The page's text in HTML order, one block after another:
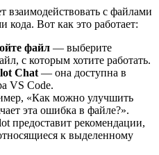
взаимодействовать с файлами
Вот как это работает:
файл — выберите
с которым хотите работать.
Chat — она доступна в
VS Code.
«Как можно улучшить
эта ошибка в файле?».
предоставит рекомендации,
к выделенному